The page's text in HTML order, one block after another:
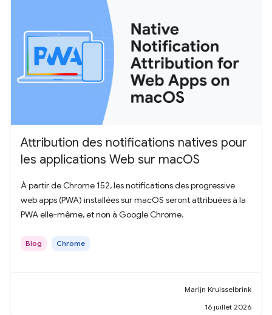
Attribution des notifications natives pour
les applications Web sur macOS
À partir de Chrome 152, les notifications des progressive
web apps (PWA) installées sur macOS seront attribuées à la
PWA elle-même, et non à Google Chrome.
Blog Chrome
Marijn Kruisselbrink
16 juillet 2026